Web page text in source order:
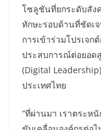
โซลูชันที่ยกระดับสัง
ทักษะรอบด้านที่ชัดเ
การเข้าร่วมโปรเจก
ประสบการณ์ต่อยอด
(Digital
ประเทศไทย
“ที่ผ่านมา เราตระห